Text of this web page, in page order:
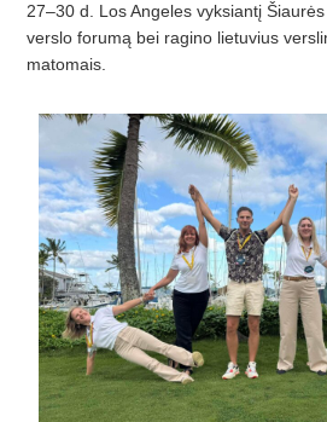
27–30 d. Los Angeles vyksiantį
verslo forumą bei ragino lietuvius
matomais.